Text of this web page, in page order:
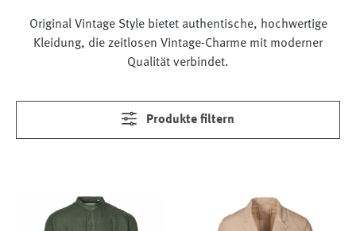
Original Vintage Style bietet authentische, hochwertige
Kleidung, die zeitlosen Vintage-Charme mit moderner
Qualität verbindet.
Produkte filtern